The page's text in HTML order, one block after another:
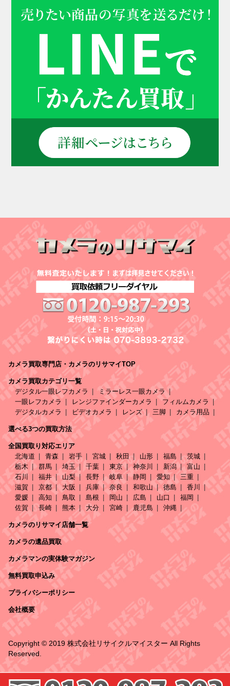
カメラ買取専門店・カメラのリサマイTOP
カメラ買取カテゴリ一覧
デジタル一眼レフカメラ
ミラーレス一眼カメラ
一眼レフカメラ
レンジファインダーカメラ
フィルムカメラ
デジタルカメラ
ビデオカメラ レンズ 三脚 カメラ用品
選べる3つの買取方法
全国買取り対応エリア
北海道
青森 岩手 宮城 秋田 山形 福島
茨城
栃木
群馬 埼玉 千葉 東京 神奈川 新潟
富山
石川
福井 山梨 長野 岐阜 静岡 愛知
三重
滋賀
京都 大阪 兵庫 奈良 和歌山 徳島
香川
愛媛
高知 鳥取 島根 岡山 広島 山口
福岡
佐賀
長崎 熊本 大分 宮崎 鹿児島 沖縄
カメラのリサマイ店舗一覧
カメラの遺品買取
カメラマンの実体験マガジン
無料買取申込み
プライバシーポリシー
会社概要
Copyright © 2019 株式会社リサイクルマイスター All Rights
Reserved.